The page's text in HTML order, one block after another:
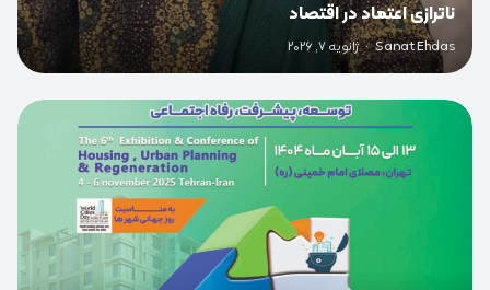
ناترازی اعتماد در اقتصاد
Sanat Ehdas
· ژانویه 7, 2026
0